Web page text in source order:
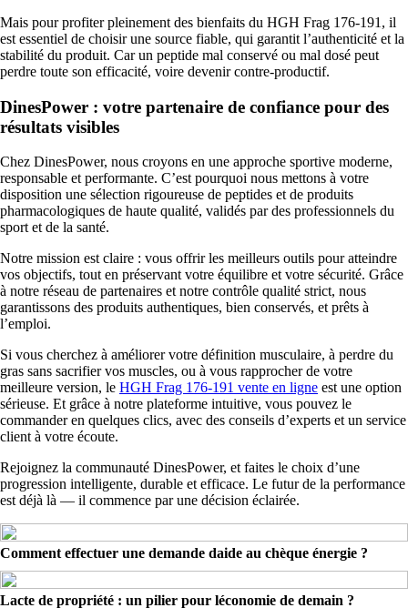
Mais pour profiter pleinement des bienfaits du HGH Frag 176-191, il
est essentiel de choisir une source fiable, qui garantit l’authenticité et la
stabilité du produit. Car un peptide mal conservé ou mal dosé peut
perdre toute son efficacité, voire devenir contre-productif.
DinesPower : votre partenaire de confiance pour des
résultats visibles
Chez DinesPower, nous croyons en une approche sportive moderne,
responsable et performante. C’est pourquoi nous mettons à votre
disposition une sélection rigoureuse de peptides et de produits
pharmacologiques de haute qualité, validés par des professionnels du
sport et de la santé.
Notre mission est claire : vous offrir les meilleurs outils pour atteindre
vos objectifs, tout en préservant votre équilibre et votre sécurité. Grâce
à notre réseau de partenaires et notre contrôle qualité strict, nous
garantissons des produits authentiques, bien conservés, et prêts à
l’emploi.
Si vous cherchez à améliorer votre définition musculaire, à perdre du
gras sans sacrifier vos muscles, ou à vous rapprocher de votre
meilleure version, le HGH Frag 176-191 vente en ligne est une option
sérieuse. Et grâce à notre plateforme intuitive, vous pouvez le
commander en quelques clics, avec des conseils d’experts et un service
client à votre écoute.
Rejoignez la communauté DinesPower, et faites le choix d’une
progression intelligente, durable et efficace. Le futur de la performance
est déjà là — il commence par une décision éclairée.
Comment effectuer une demande daide au chèque énergie ?
Lacte de propriété : un pilier pour léconomie de demain ?